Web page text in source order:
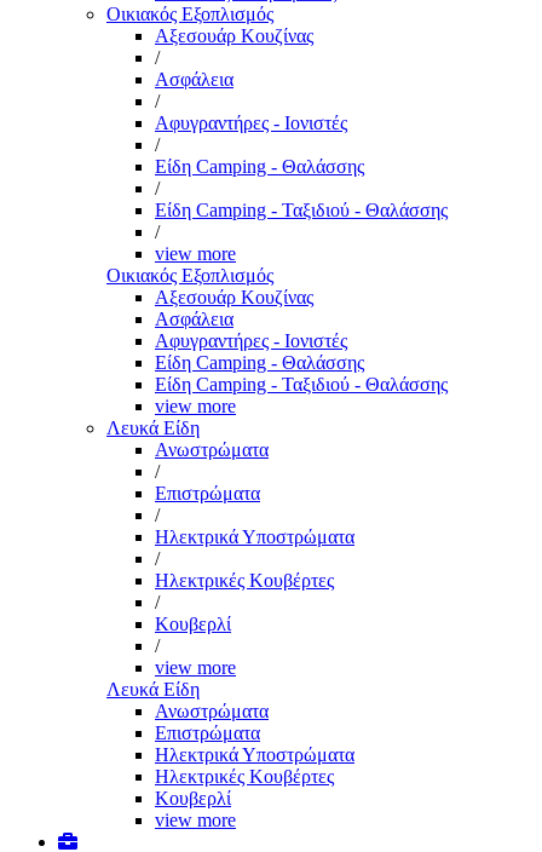
Οικιακός Εξοπλισμός
Αξεσουάρ Κουζίνας
/
Ασφάλεια
/
Αφυγραντήρες - Ιονιστές
/
Είδη Camping - Θαλάσσης
/
Είδη Camping - Ταξιδιού - Θαλάσσης
/
view more
Οικιακός Εξοπλισμός
Αξεσουάρ Κουζίνας
Ασφάλεια
Αφυγραντήρες - Ιονιστές
Είδη Camping - Θαλάσσης
Είδη Camping - Ταξιδιού - Θαλάσσης
view more
Λευκά Είδη
Ανωστρώματα
/
Επιστρώματα
/
Ηλεκτρικά Υποστρώματα
/
Ηλεκτρικές Κουβέρτες
/
Κουβερλί
/
view more
Λευκά Είδη
Ανωστρώματα
Επιστρώματα
Ηλεκτρικά Υποστρώματα
Ηλεκτρικές Κουβέρτες
Κουβερλί
view more